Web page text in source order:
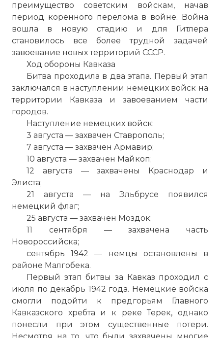
преимущество советским войскам, начав
период коренного перелома в войне. Война
вошла в новую стадию и для Гитлера
становилось все более трудной задачей
завоевание новых территорий СССР.
Ход обороны Кавказа
Битва проходила в два этапа. Первый этап
заключался в наступлении немецких войск на
территории Кавказа и завоеванием части
городов.
Наступление немецких войск:
3 августа — захвачен Ставрополь;
7 августа — захвачен Армавир;
10 августа — захвачен Майкоп;
12 августа — захвачены Краснодар и
Элиста;
21 августа — на Эльбрусе появился
немецкий флаг;
25 августа — захвачен Моздок;
11 сентября — захвачена часть
Новороссийска;
сентябрь 1942 — немцы остановлены в
районе Малгобека.
Первый этап битвы за Кавказ проходил с
июля по декабрь 1942 года. Немецкие войска
смогли подойти к предгорьям Главного
Кавказского хребта и к реке Терек, однако
понесли при этом существенные потери.